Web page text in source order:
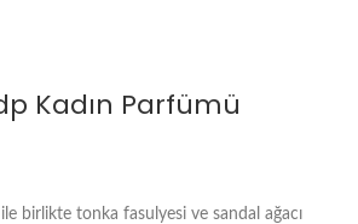
Kadın Parfümü
birlikte tonka fasulyesi ve sandal ağacı